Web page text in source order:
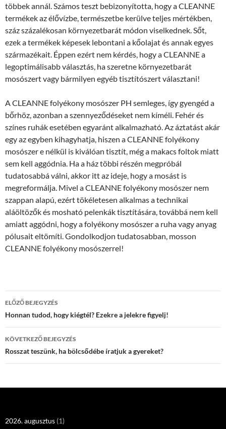
többek annál. Számos teszt bebizonyította, hogy a CLEANNE
termékek az élővízbe, természetbe kerülve teljes mértékben,
száz százalékosan környezetbarát módon viselkednek. Sőt,
ezek a termékek képesek lebontani a kőolajat és annak egyes
származékait. Éppen ezért nem kérdés, hogy a CLEANNE a
legoptimálisabb választás, ha szeretne környezetbarát
mosószert vagy bármilyen egyéb tisztítószert választani!
A CLEANNE folyékony mosószer PH semleges, így gyengéd a
bőrhöz, azonban a szennyeződéseket nem kíméli. Fehér és
színes ruhák esetében egyaránt alkalmazható. Az áztatást akár
egy az egyben kihagyhatja, hiszen a CLEANNE folyékony
mosószer e nélkül is kiválóan tisztít, még a makacs foltok miatt
sem kell aggódnia. Ha a ház többi részén megpróbál
tudatosabbá válni, akkor itt az ideje, hogy a mosást is
megreformálja. Mivel a CLEANNE folyékony mosószer nem
szappan alapú, ezért tökéletesen alkalmas a technikai
aláöltözők és mosható pelenkák tisztítására, továbbá nem kell
amiatt aggódni, hogy a folyékony mosószer a ruha vagy anyag
pólusait eltömíti. Gondolkodjon tudatosabban, mosson
CLEANNE folyékony mosószerrel!
Bejegyzés
navigáció
ELŐZŐ BEJEGYZÉS
Honnan tudod, hogy kiégtél? Ezekre a jelekre figyelj!
KÖVETKEZŐ BEJEGYZÉS
Rosszat teszünk, ha bölcsődébe íratjuk a gyereket?
2026. augusztus (1)